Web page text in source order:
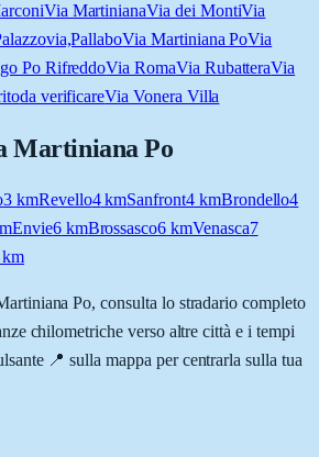
Via MartinianaVia dei MontiVia
via,PallaboVia Martiniana PoVia
Po RifreddoVia RomaVia RubatteraVia
da verificareVia Vonera Villa
Martiniana Po
3 kmRevello4kmSanfront4kmBrondello4
Envie6kmBrossasco6 kmVenasca7
km
Po, consulta lo stradario completo
chilometriche verso altre città e i tempi
📍 sulla mappa per centrarla sulla tua